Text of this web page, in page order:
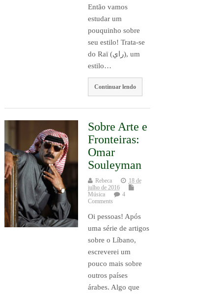
Então vamos
estudar um
pouquinho sobre
seu estilo! Trata-se
do Raï (راي‎‎), um
estilo…
Continuar lendo
Sobre Arte e
Fronteiras:
Omar
Souleyman
Rebeca
18 de
julho de 2016
Música
4
Comments
Oi pessoas! Após
uma série de artigos
sobre o Líbano,
escreverei um
pouco mais sobre
outros países
árabes. Algo que